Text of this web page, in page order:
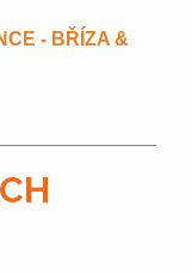
- BŘÍZA &